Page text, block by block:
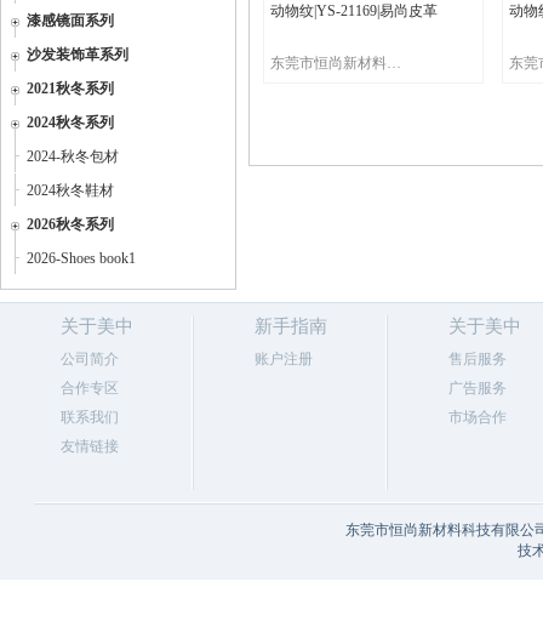
漆感镜面系列
沙发装饰革系列
2021秋冬系列
2024秋冬系列
2024-秋冬包材
2024秋冬鞋材
2026秋冬系列
2026-Shoes book1
动物纹|YS-21169|易尚皮革
东莞市恒尚新材料科技有限公司/易尚皮革
动物
关于美中
公司简介
合作专区
联系我们
友情链接
新手指南
账户注册
关于美中
售后服务
广告服务
市场合作
东莞市恒尚新材料科技有限
技